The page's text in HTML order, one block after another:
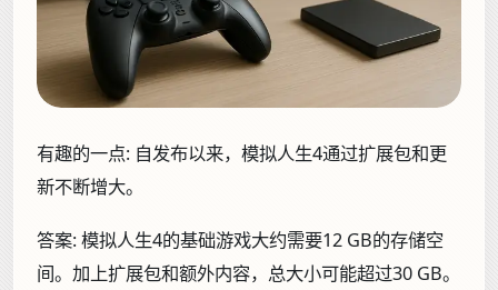
有趣的一点: 自发布以来，模拟人生4通过扩展包和更
新不断增大。
答案:模拟人生4的基础游戏大约需要12 GB的存储空
间。加上扩展包和额外内容，总大小可能超过30 GB。